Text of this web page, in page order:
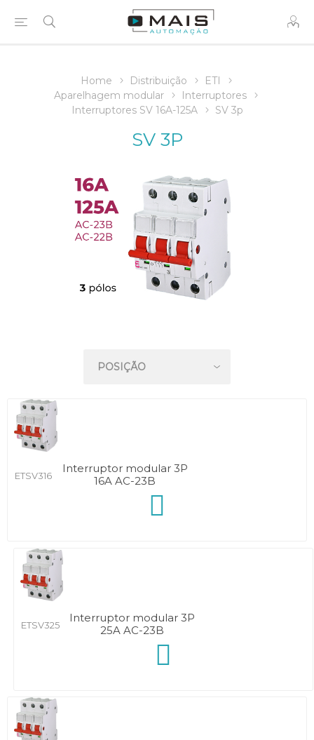
Home Distribuição
ETI
Aparelhagem modular
Interruptores
Interruptores SV 16A-125A
SV 3p
SV 3P
ETSV316
Interruptor modular 3P
16A AC-23B
ETSV325
Interruptor modular 3P
25A AC-23B